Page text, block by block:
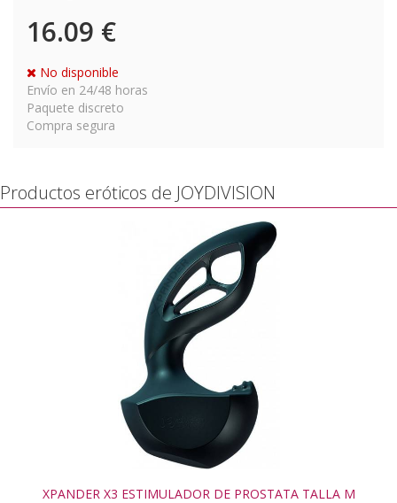
16.09 €
No disponible
Envío en 24/48 horas
Paquete discreto
Compra segura
Productos eróticos de JOYDIVISION
XPANDER X3 ESTIMULADOR DE PROSTATA TALLA M